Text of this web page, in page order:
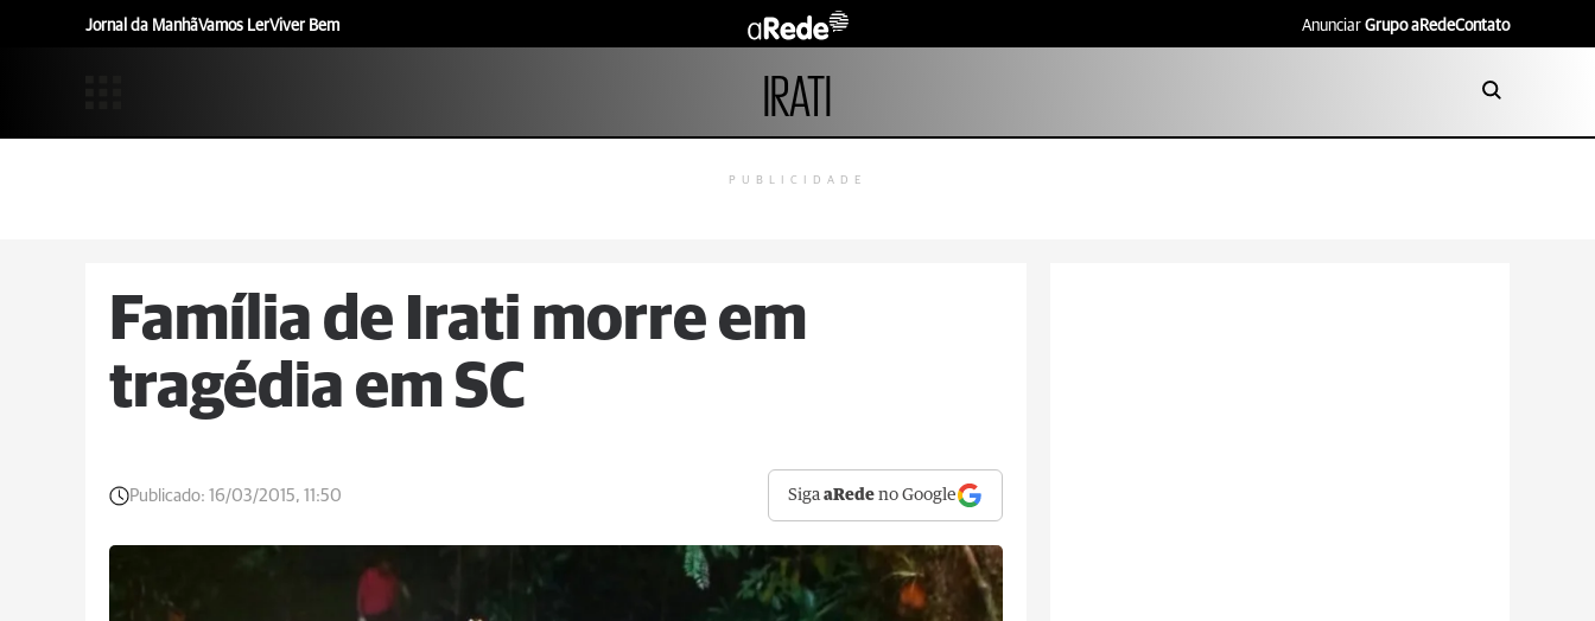
Jornal da ManhãVamos LerViver Bem Anunciar Grupo aRedeContato
IRATI
PUBLICIDADE
Família de Irati morre em
tragédia em SC
Publicado: 16/03/2015, 11:50 SigaaRede no Google